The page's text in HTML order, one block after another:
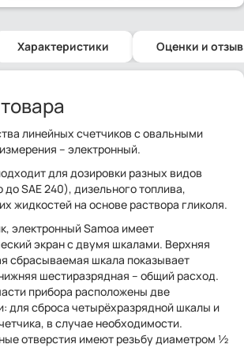
Характеристики Оценки и
линейных счетчиков с овальными
– электронный.
для дозировки разных видов
SAE 240), дизельного топлива,
жидкостей на основе раствора гликоля.
электронный Samoa имеет
экран с двумя шкалами. Верхняя
сбрасываемая шкала показывает
шестиразрядная – общий расход.
прибора расположены две
для сброса четырёхразрядной шкалы и
в случае необходимости.
отверстия имеют резьбу диаметром ½